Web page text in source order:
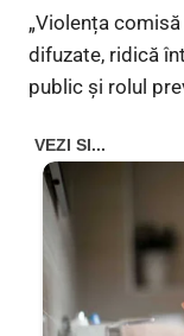
„Violența
difuzate, ridică
public și rolul